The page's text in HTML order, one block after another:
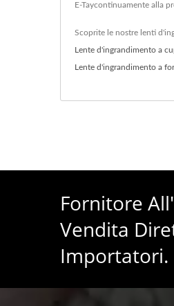
E-Taycontinuamente alla
Scoprite le nostre lenti
Lente d'ingrandimento a
Lente d'ingrandimento a
Fornitore
Vendita
Importatori.